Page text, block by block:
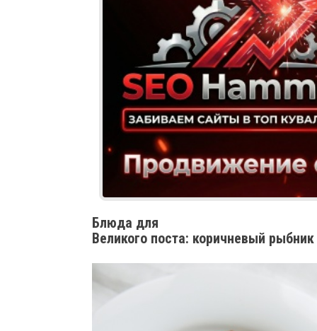
Блюда для
Великого поста: коричневый